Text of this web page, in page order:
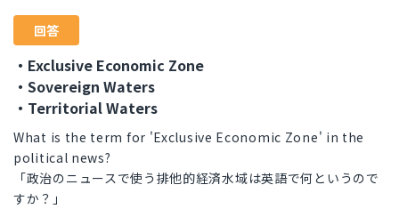
回答
・Exclusive Economic Zone
・Sovereign Waters
・Territorial Waters
What is the term for 'Exclusive Economic Zone' in the
political news?
「政治のニュースで使う排他的経済水域は英語で何というので
すか？」